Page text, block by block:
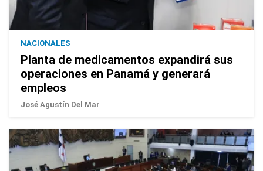
NACIONALES
Planta de medicamentos expandirá sus
operaciones en Panamá y generará
empleos
José Agustín Del Mar